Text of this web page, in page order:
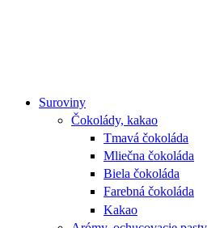
Suroviny
Čokolády, kakao
Tmavá čokoláda
Mliečna čokoláda
Biela čokoláda
Farebná čokoláda
Kakao